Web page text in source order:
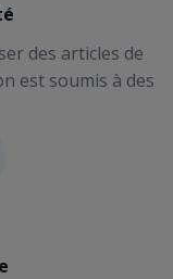
des articles de
est soumis à des